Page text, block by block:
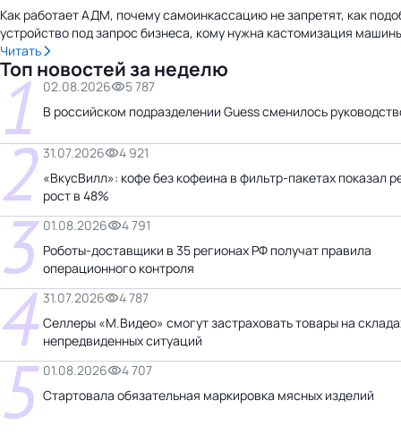
Как работает АДМ, почему самоинкассацию не запретят, как
устройство под запрос бизнеса, кому нужна кастомизация
Читать
Топ новостей за неделю
1 02.08.2026
5 787
В российском подразделении Guess сменилось
2 31.07.2026
4 921
«ВкусВилл»: кофе без кофеина в фильтр-пакетах показал
рост в 48%
3 01.08.2026
4 791
Роботы-доставщики в 35 регионах РФ получат правила
операционного контроля
4 31.07.2026
4 787
Селлеры «М.Видео» смогут застраховать товары на
непредвиденных ситуаций
5 01.08.2026
4 707
Стартовала обязательная маркировка мясных изделий